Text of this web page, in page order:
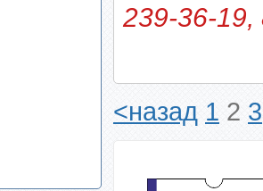
239-36-19,
<назад 1 2 3